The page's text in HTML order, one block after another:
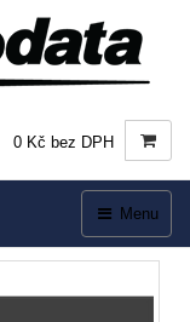
0 Kč bez DPH
Menu